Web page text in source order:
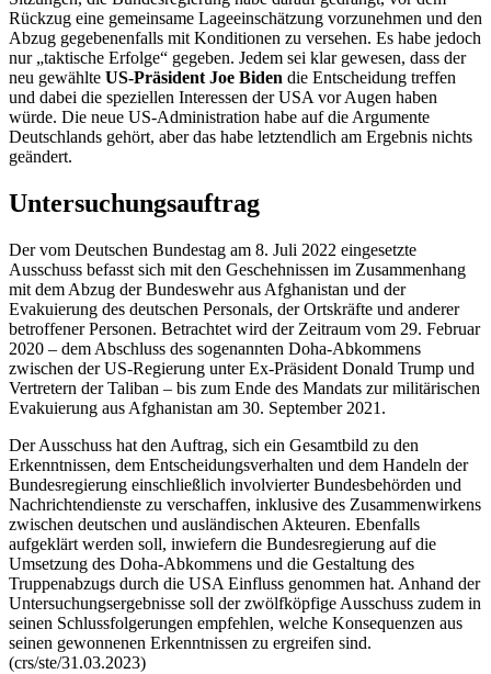
Rückzug eine gemeinsame Lageeinschätzung vorzunehmen und den
Abzug gegebenenfalls mit Konditionen zu versehen. Es habe jedoch
nur „taktische Erfolge“ gegeben. Jedem sei klar gewesen, dass der
neu gewählte US-Präsident Joe Biden die Entscheidung treffen
und dabei die speziellen Interessen der USA vor Augen haben
würde. Die neue US-Administration habe auf die Argumente
Deutschlands gehört, aber das habe letztendlich am Ergebnis nichts
geändert.
Untersuchungsauftrag
Der vom Deutschen Bundestag am 8. Juli 2022 eingesetzte
Ausschuss befasst sich mit den Geschehnissen im Zusammenhang
mit dem Abzug der Bundeswehr aus Afghanistan und der
Evakuierung des deutschen Personals, der Ortskräfte und anderer
betroffener Personen. Betrachtet wird der Zeitraum vom 29. Februar
2020 – dem Abschluss des sogenannten Doha-Abkommens
zwischen der US-Regierung unter Ex-Präsident Donald Trump und
Vertretern der Taliban – bis zum Ende des Mandats zur militärischen
Evakuierung aus Afghanistan am 30. September 2021.
Der Ausschuss hat den Auftrag, sich ein Gesamtbild zu den
Erkenntnissen, dem Entscheidungsverhalten und dem Handeln der
Bundesregierung einschließlich involvierter Bundesbehörden und
Nachrichtendienste zu verschaffen, inklusive des Zusammenwirkens
zwischen deutschen und ausländischen Akteuren. Ebenfalls
aufgeklärt werden soll, inwiefern die Bundesregierung auf die
Umsetzung des Doha-Abkommens und die Gestaltung des
Truppenabzugs durch die USA Einfluss genommen hat. Anhand der
Untersuchungsergebnisse soll der zwölfköpfige Ausschuss zudem in
seinen Schlussfolgerungen empfehlen, welche Konsequenzen aus
seinen gewonnenen Erkenntnissen zu ergreifen sind.
(crs/ste/31.03.2023)